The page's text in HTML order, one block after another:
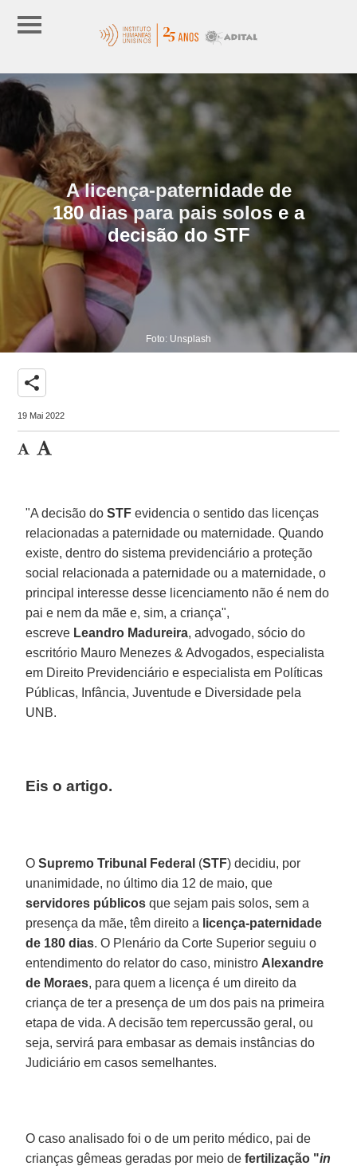
A licença-paternidade de
180 dias para pais solos e a
decisão do STF
Foto: Unsplash
share
19 Mai 2022
"A decisão doSTF evidencia o sentido das licenças
relacionadas a paternidade ou maternidade. Quando
existe, dentro do sistema previdenciário a proteção
social relacionada a paternidade ou a maternidade, o
principal interesse desse licenciamento não é nem do
pai e nem da mãe e, sim, a criança",
escreve Leandro Madureira, advogado, sócio do
escritório Mauro Menezes & Advogados, especialista
em Direito Previdenciário e especialista em Políticas
Públicas, Infância, Juventude e Diversidade pela
UNB.
Eis o artigo.
OSupremo Tribunal Federal (STF) decidiu, por
unanimidade, no último dia 12 de maio, que
servidores públicos que sejam pais solos, sem a
presença da mãe, têm direito a licença-paternidade
de 180 dias. O Plenário da Corte Superior seguiu o
entendimento do relator do caso, ministro Alexandre
de Moraes, para quem a licença é um direito da
criança de ter a presença de um dos pais na primeira
etapa de vida. A decisão tem repercussão geral, ou
seja, servirá para embasar as demais instâncias do
Judiciário em casos semelhantes.
O caso analisado foi o de um perito médico, pai de
crianças gêmeas geradas por meio defertilização "in